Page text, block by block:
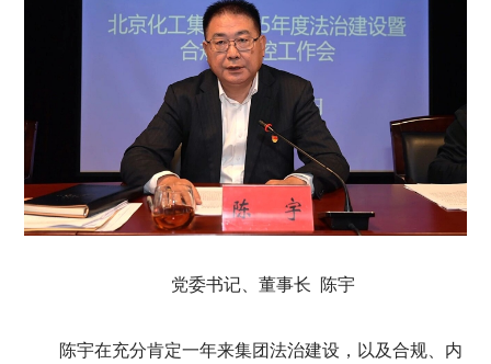
党委书记、董事长 陈宇
陈宇在充分肯定一年来集团法治建设，以及合规、内